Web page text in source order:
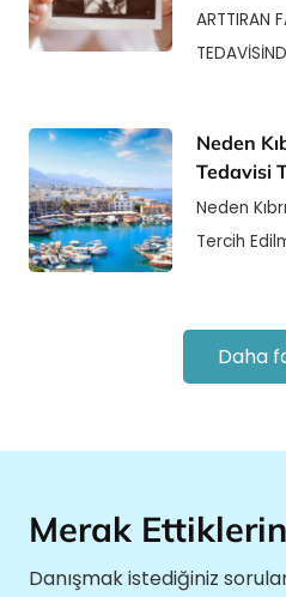
ARTTIRAN
Neden
Tedavisi
Neden
Tercih
Daha
Merak
Danışmak istediğiniz